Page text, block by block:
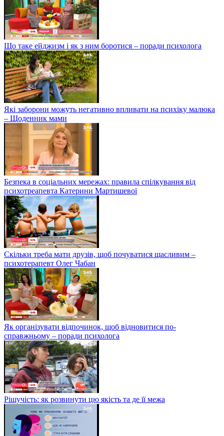
Що таке ейджизм і як з ним боротися – поради психолога
Які заборони можуть негативно впливати на психіку малюка
– Щоденник мами
Безпека в соціальних мережах: правила спілкування від
психотреапевта Катерини Мартишевої
Скільки треба мати друзів, щоб почуватися щасливим –
психотерапевт Олег Чабан
Як організувати відпочинок, щоб відновитися по-
справжньому – поради психолога
Рішучість: як розвинути цю якість та де її межа